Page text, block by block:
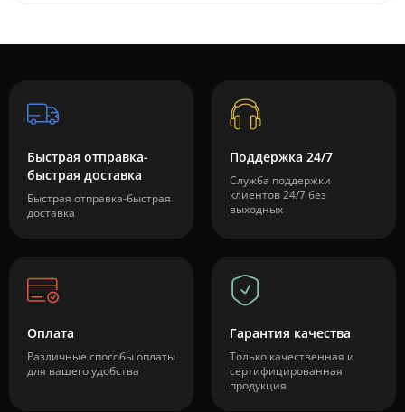
Быстрая отправка-
быстрая доставка
Быстрая отправка-быстрая
доставка
Поддержка 24/7
Служба поддержки
клиентов 24/7 без
выходных
Оплата
Различные способы оплаты
для вашего удобства
Гарантия качества
Только качественная и
сертифицированная
продукция